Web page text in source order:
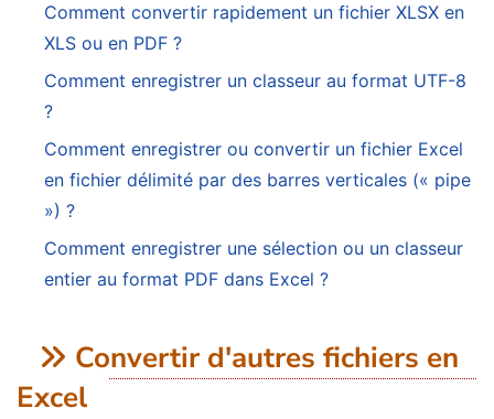
Comment convertir rapidement un fichier XLSX en
XLS ou en PDF ?
Comment enregistrer un classeur au format UTF-8
?
Comment enregistrer ou convertir un fichier Excel
en fichier délimité par des barres verticales (« pipe
») ?
Comment enregistrer une sélection ou un classeur
entier au format PDF dans Excel ?
Convertir d'autres fichiers en
Excel